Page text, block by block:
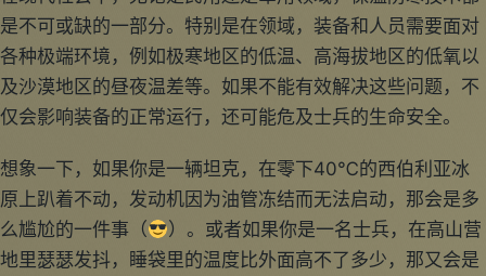
是不可或缺的一部分。特别是在领域，装备和人员需要面对
各种极端环境，例如极寒地区的低温、高海拔地区的低氧以
及沙漠地区的昼夜温差等。如果不能有效解决这些问题，不
仅会影响装备的正常运行，还可能危及士兵的生命安全。
想象一下，如果你是一辆坦克，在零下40℃的西伯利亚冰
原上趴着不动，发动机因为油管冻结而无法启动，那会是多
么尴尬的一件事（
）。或者如果你是一名士兵，在高山营
地里瑟瑟发抖，睡袋里的温度比外面高不了多少，那又会是